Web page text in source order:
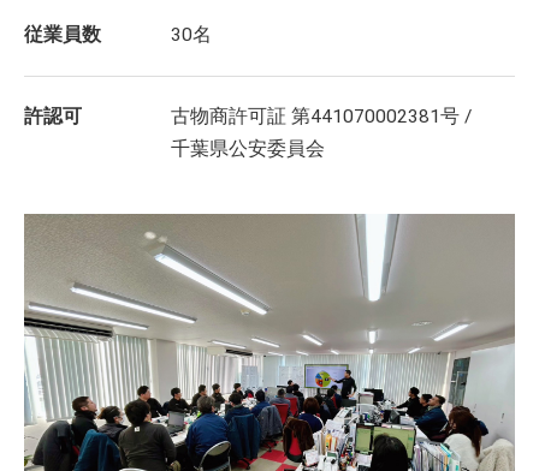
従業員数 30名
許認可
古物商許可証 第441070002381号 /
千葉県公安委員会